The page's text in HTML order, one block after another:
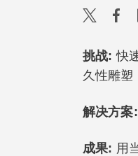
挑战: 快
久性雕塑
解决方案:
成果: 用